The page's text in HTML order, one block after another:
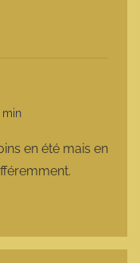
min
en été mais en